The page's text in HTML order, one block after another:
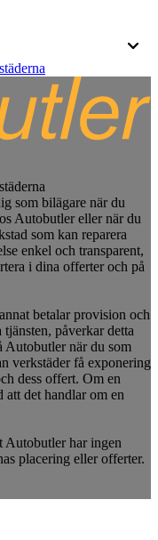
som bilägare när du
Autobutler eller när du
som kan reparera
enkel och transparent,
i dina offerter och på
betalar provision och
påverkar detta
Autobutler när du som
verkstäder få exponering
dess offert. Om en
det handlar om en
Autobutler har ingen
placering eller offerter.